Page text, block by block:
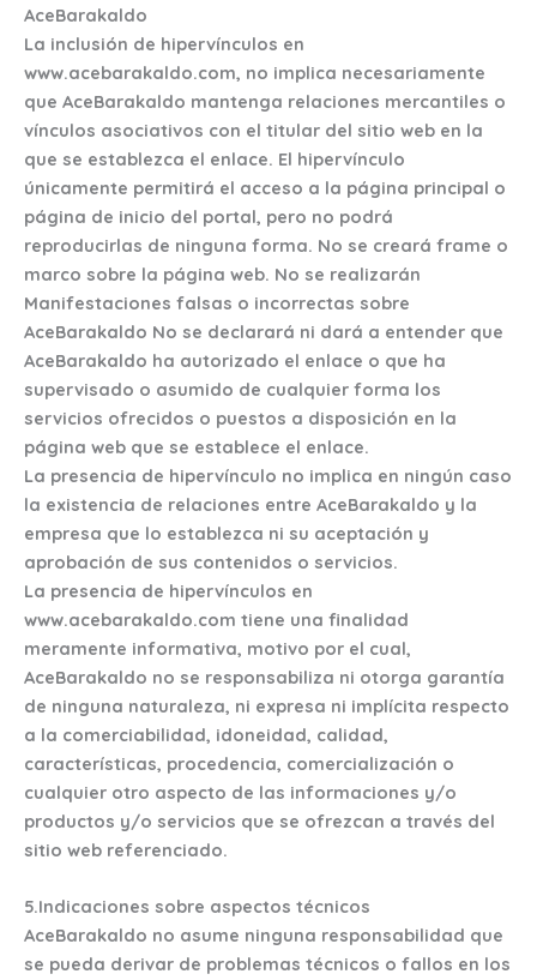
AceBarakaldo
La inclusión de hipervínculos en
www.acebarakaldo.com, no implica necesariamente
que AceBarakaldo mantenga relaciones mercantiles o
vínculos asociativos con el titular del sitio web en la
que se establezca el enlace. El hipervínculo
únicamente permitirá el acceso a la página principal o
página de inicio del portal, pero no podrá
reproducirlas de ninguna forma. No se creará frame o
marco sobre la página web. No se realizarán
Manifestaciones falsas o incorrectas sobre
AceBarakaldo No se declarará ni dará a entender que
AceBarakaldo ha autorizado el enlace o que ha
supervisado o asumido de cualquier forma los
servicios ofrecidos o puestos a disposición en la
página web que se establece el enlace.
La presencia de hipervínculo no implica en ningún caso
la existencia de relaciones entre AceBarakaldo y la
empresa que lo establezca ni su aceptación y
aprobación de sus contenidos o servicios.
La presencia de hipervínculos en
www.acebarakaldo.com tiene una finalidad
meramente informativa, motivo por el cual,
AceBarakaldo no se responsabiliza ni otorga garantía
de ninguna naturaleza, ni expresa ni implícita respecto
a la comerciabilidad, idoneidad, calidad,
características, procedencia, comercialización o
cualquier otro aspecto de las informaciones y/o
productos y/o servicios que se ofrezcan a través del
sitio web referenciado.
5.Indicaciones sobre aspectos técnicos
AceBarakaldo no asume ninguna responsabilidad que
se pueda derivar de problemas técnicos o fallos en los